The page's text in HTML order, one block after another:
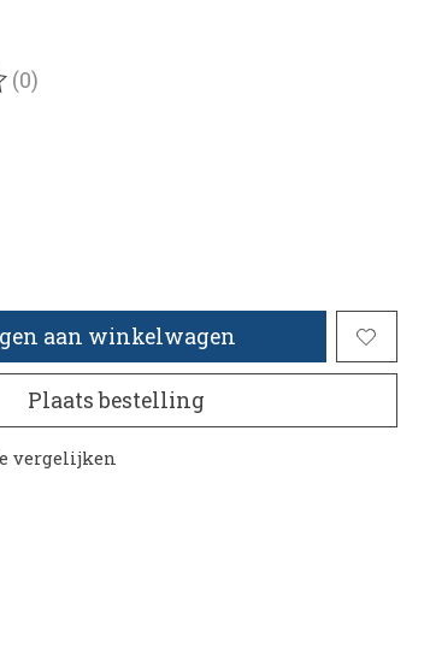
dit product is
(0)
aan winkelwagen
Plaats bestelling
vergelijken